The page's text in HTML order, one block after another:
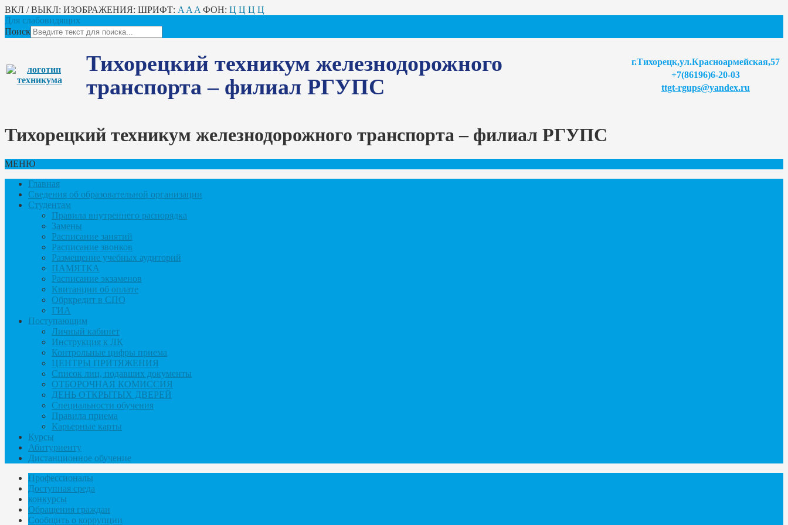
ВКЛ / ВЫКЛ: ИЗОБРАЖЕНИЯ: ШРИФТ: A A A ФОН: Ц Ц Ц Ц
Для слабовидящих
Поиск
Тихорецкий техникум железнодорожного
транспорта – филиал РГУПС
г.Тихорецк,ул.Красноармейская,57
+7(86196)6-20-03
ttgt-rgups@yandex.ru
Тихорецкий техникум железнодорожного транспорта – филиал РГУПС
МЕНЮ
Главная
Сведения об образовательной организации
Студентам
Правила внутреннего распорядка
Замены
Расписание занятий
Расписание звонков
Размещение учебных аудиторий
ПАМЯТКА
Расписание экзаменов
Квитанции об оплате
Обркредит в СПО
ГИА
Поступающим
Личный кабинет
Инструкция к ЛК
Контрольные цифры приема
ЦЕНТРЫ ПРИТЯЖЕНИЯ
Список лиц, подавших документы
ОТБОРОЧНАЯ КОМИССИЯ
ДЕНЬ ОТКРЫТЫХ ДВЕРЕЙ
Специальности обучения
Правила приема
Карьерные карты
Курсы
Абитуриенту
Дистанционное обучение
Профессионалы
Доступная среда
конкурсы
Обращения граждан
Сообщить о коррупции